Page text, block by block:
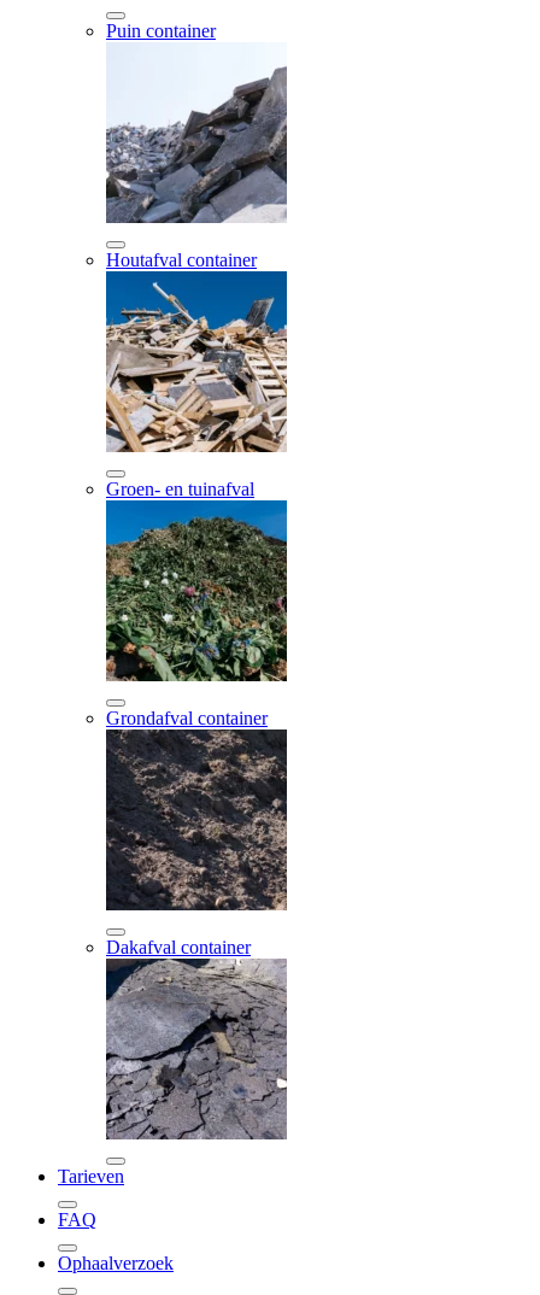
Puin container
Houtafval container
Groen- en tuinafval
Grondafval container
Dakafval container
Tarieven
FAQ
Ophaalverzoek